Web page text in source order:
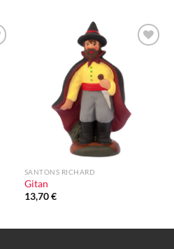
SANTONS RICHARD
Gitan
13,70€